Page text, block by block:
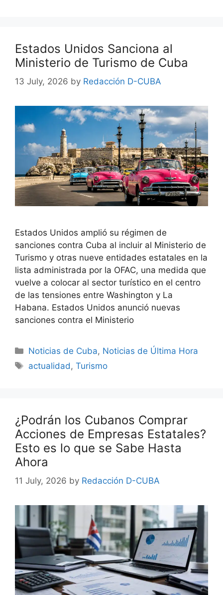
Estados Unidos Sanciona al
Ministerio de Turismo de Cuba
13 July, 2026 by Redacción D-CUBA
Estados Unidos amplió su régimen de
sanciones contra Cuba al incluir al Ministerio de
Turismo y otras nueve entidades estatales en la
lista administrada por la OFAC, una medida que
vuelve a colocar al sector turístico en el centro
de las tensiones entre Washington y La
Habana. Estados Unidos anunció nuevas
sanciones contra el Ministerio
Categories
Noticias de Cuba, Noticias de Última Hora
Tags
actualidad ,Turismo
¿Podrán los Cubanos Comprar
Acciones de Empresas Estatales?
Esto es lo que se Sabe Hasta
Ahora
11 July, 2026 by Redacción D-CUBA